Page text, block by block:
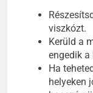
viszkózt.
Kerüld a
engedik a
Ha
helyeken